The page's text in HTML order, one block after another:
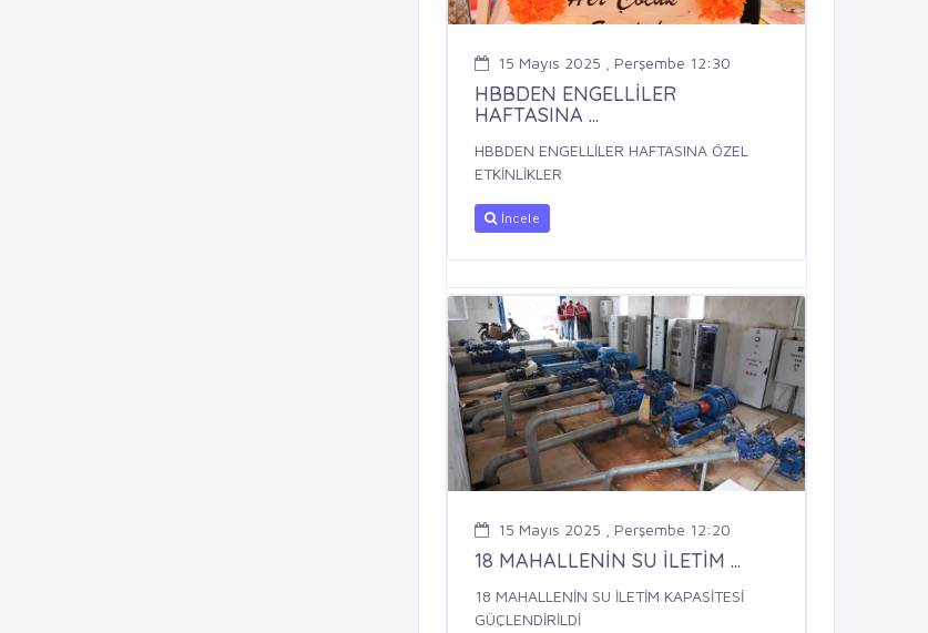
15 Mayıs 2025 , Perşembe 12:30
HBBDEN ENGELLİLER
HAFTASINA ...
HBBDEN ENGELLİLER HAFTASINA ÖZEL
ETKİNLİKLER
İncele
15 Mayıs 2025 , Perşembe 12:20
18 MAHALLENİN SU İLETİM ...
18 MAHALLENİN SU İLETİM KAPASİTESİ
GÜÇLENDİRİLDİ